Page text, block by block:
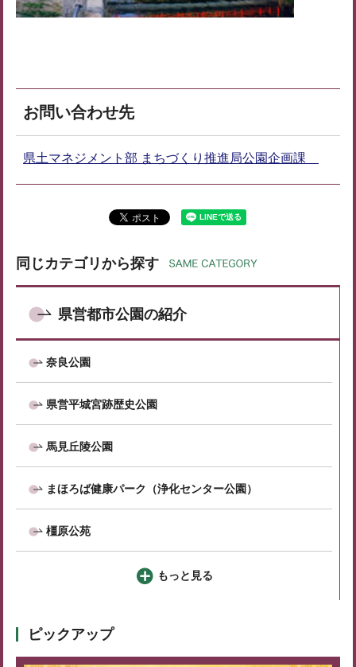
お問い合わせ先
県土マネジメント部 まちづくり推進局公園企画課
同じカテゴリから探す
県営都市公園の紹介
奈良公園
県営平城宮跡歴史公園
馬見丘陵公園
まほろば健康パーク（浄化センター公園）
橿原公苑
もっと見る
ピックアップ